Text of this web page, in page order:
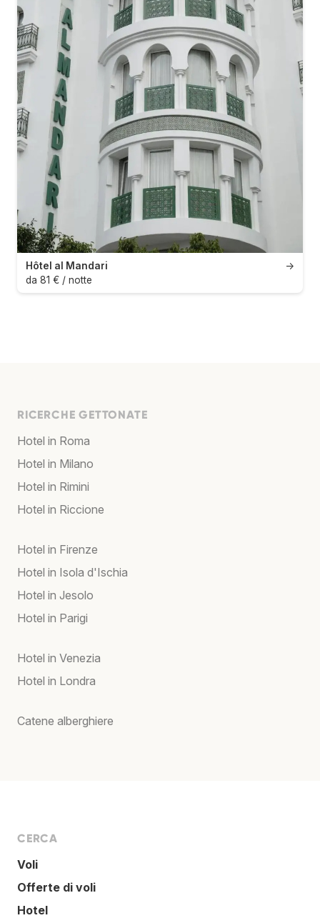
→
Hôtel al Mandari
da 81 € / notte
RICERCHE GETTONATE
Hotel in Roma
Hotel in Milano
Hotel in Rimini
Hotel in Riccione
Hotel in Firenze
Hotel in Isola d'Ischia
Hotel in Jesolo
Hotel in Parigi
Hotel in Venezia
Hotel in Londra
Catene alberghiere
CERCA
Voli
Offerte di voli
Hotel